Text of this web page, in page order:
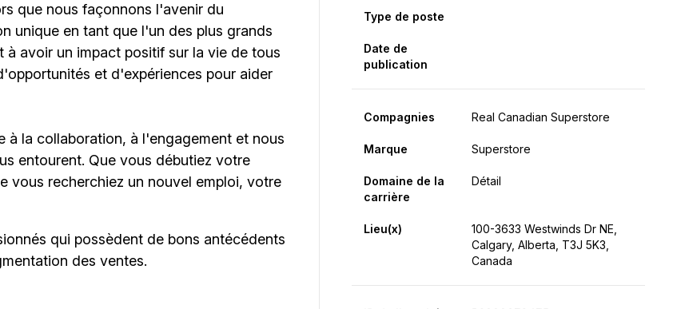
que nous façonnons l'avenir du
unique en tant que l'un des plus grands
avoir un impact positif sur la vie de tous
et d'expériences pour aider
à la collaboration, à l'engagement et nous
entourent. Que vous débutiez votre
vous recherchiez un nouvel emploi, votre
qui possèdent de bons antécédents
des ventes.
Type de poste
Date de
publication
Compagnies Real Canadian Superstore
Marque Superstore
Domaine de la
carrière
Détail
Lieu(x)
100-3633 Westwinds Dr NE,
Calgary, Alberta, T3J 5K3,
Canada